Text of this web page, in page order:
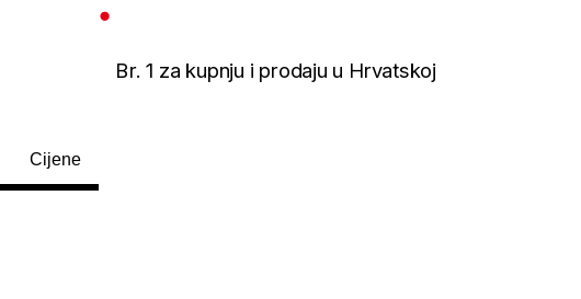
Br. 1 za kupnju i prodaju u Hrvatskoj
Cijene